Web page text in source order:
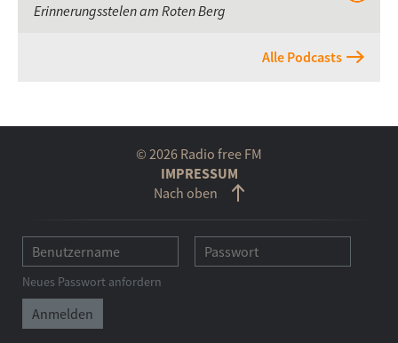
Erinnerungsstelen am Roten Berg
Alle Podcasts
© 2026 Radio free FM
IMPRESSUM
Nach oben
Neues Passwort anfordern